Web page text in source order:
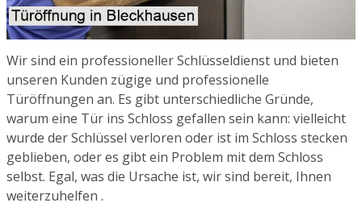
Wir sind ein professioneller Schlüsseldienst und bieten
unseren Kunden zügige und professionelle
Türöffnungen an. Es gibt unterschiedliche Gründe,
warum eine Tür ins Schloss gefallen sein kann: vielleicht
wurde der Schlüssel verloren oder ist im Schloss stecken
geblieben, oder es gibt ein Problem mit dem Schloss
selbst. Egal, was die Ursache ist, wir sind bereit, Ihnen
weiterzuhelfen .